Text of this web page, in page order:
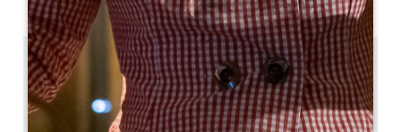
4.5 km
8
GPS-Code kopieren